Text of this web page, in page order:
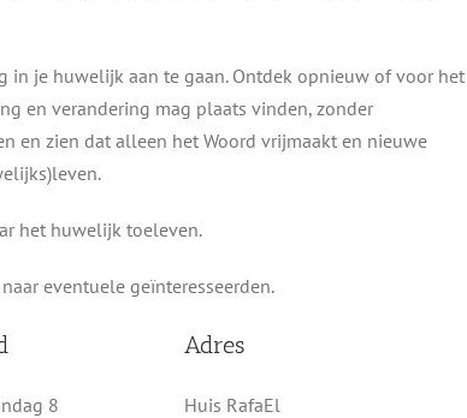
je huwelijk aan te gaan. Ontdek opnieuw of voor het
en verandering mag plaats vinden, zonder
en zien dat alleen het Woord vrijmaakt en nieuwe
het huwelijk toeleven.
eventuele geïnteresseerden.
8
Adres
Huis RafaEl